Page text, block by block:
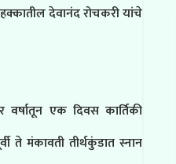
देवानंद रोचकरी यांचे
एक दिवस कार्तिकी
ते मंकावती तीर्थकुंडात स्नान